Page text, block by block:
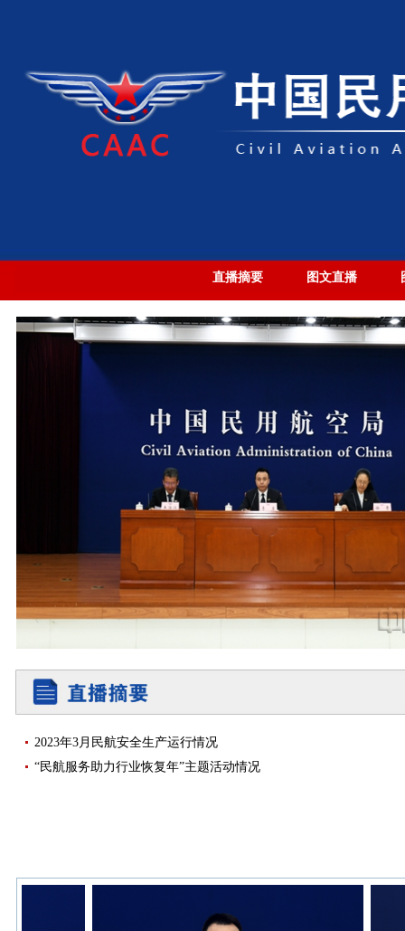
直播摘要 图文直播
2023年3月民航安全生产运行情况
“民航服务助力行业恢复年”主题活动情况